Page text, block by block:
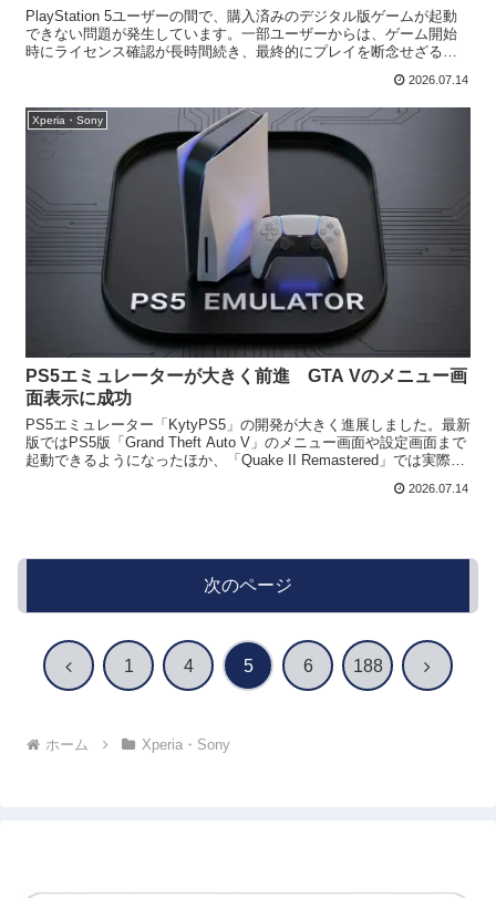
PlayStation 5ユーザーの間で、購入済みのデジタル版ゲームが起動
できない問題が発生しています。一部ユーザーからは、ゲーム開始
時にライセンス確認が長時間続き、最終的にプレイを断念せざるを
2026.07.14
Xperia・Sony
PS5エミュレーターが大きく前進 GTA Vのメニュー画
面表示に成功
PS5エミュレーター「KytyPS5」の開発が大きく進展しました。最新
版ではPS5版「Grand Theft Auto V」のメニュー画面や設定画面まで
起動できるようになったほか、「Quake II Remastered」では実際の
2026.07.14
次のページ
前 1 4 5 6 188 次
ホーム Xperia・Sony